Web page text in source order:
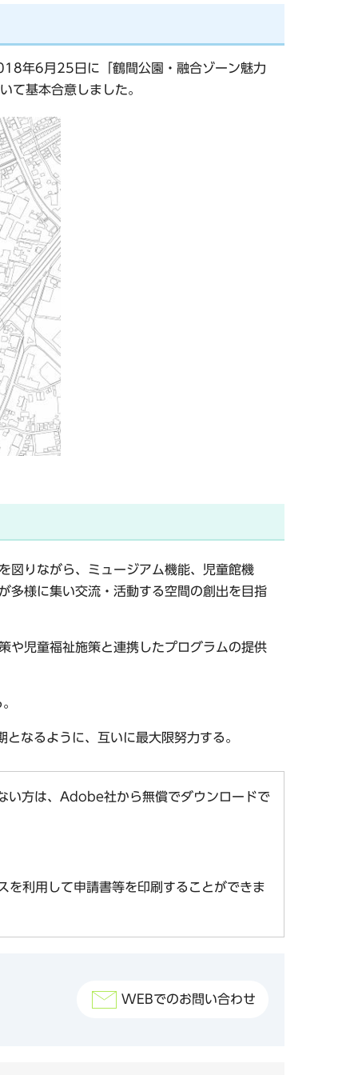
年6月25日に「鶴間公園・融合ゾーン魅力
て基本合意しました。
図りながら、ミュージアム機能、児童館機
多様に集い交流・活動する空間の創出を目指
や児童福祉施策と連携したプログラムの提供
なるように、互いに最大限努力する。
方は、Adobe社から無償でダウンロードで
を利用して申請書等を印刷することができま
WEBでのお問い合わせ